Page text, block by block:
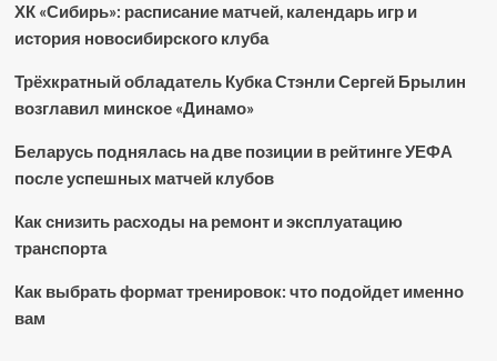
ХК «Сибирь»: расписание матчей, календарь игр и
история новосибирского клуба
Трёхкратный обладатель Кубка Стэнли Сергей Брылин
возглавил минское «Динамо»
Беларусь поднялась на две позиции в рейтинге УЕФА
после успешных матчей клубов
Как снизить расходы на ремонт и эксплуатацию
транспорта
Как выбрать формат тренировок: что подойдет именно
вам